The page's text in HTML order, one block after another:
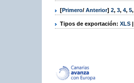
[Primero/ Anterior] 2, 3, 4, 5,
Tipos de exportación: XLS |